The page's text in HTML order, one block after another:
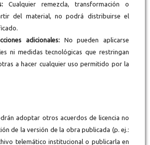
Cualquier remezcla, transformación o
del material, no podrá distribuirse el
adicionales: No pueden aplicarse
ni medidas tecnológicas que restringan
a hacer cualquier uso permitido por la
adoptar otros acuerdos de licencia no
de la versión de la obra publicada (p. ej.:
telemático institucional o publicarla en